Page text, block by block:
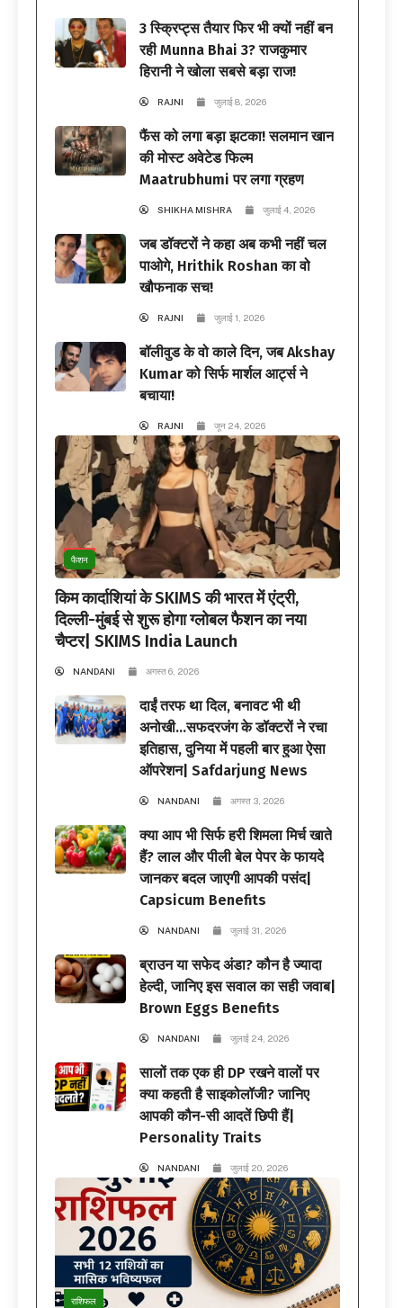
3 स्क्रिप्ट्स तैयार फिर भी क्यों नहीं बन
रही Munna Bhai 3? राजकुमार
हिरानी ने खोला सबसे बड़ा राज!
RAJNI जुलाई 8, 2026
फैंस को लगा बड़ा झटका! सलमान खान
की मोस्ट अवेटेड फिल्म
Maatrubhumi पर लगा ग्रहण
SHIKHA MISHRA जुलाई 4, 2026
जब डॉक्टरों ने कहा अब कभी नहीं चल
पाओगे, Hrithik Roshan का वो
खौफनाक सच!
RAJNI जुलाई 1, 2026
बॉलीवुड के वो काले दिन, जब Akshay
Kumar को सिर्फ मार्शल आर्ट्स ने
बचाया!
RAJNI जून 24, 2026
फैशन
किम कार्दाशियां के SKIMS की भारत में एंट्री,
दिल्ली-मुंबई से शुरू होगा ग्लोबल फैशन का नया
चैप्टर| SKIMS India Launch
NANDANI अगस्त 6, 2026
दाईं तरफ था दिल, बनावट भी थी
अनोखी…सफदरजंग के डॉक्टरों ने रचा
इतिहास, दुनिया में पहली बार हुआ ऐसा
ऑपरेशन| Safdarjung News
NANDANI अगस्त 3, 2026
क्या आप भी सिर्फ हरी शिमला मिर्च खाते
हैं? लाल और पीली बेल पेपर के फायदे
जानकर बदल जाएगी आपकी पसंद|
Capsicum Benefits
NANDANI जुलाई 31, 2026
ब्राउन या सफेद अंडा? कौन है ज्यादा
हेल्दी, जानिए इस सवाल का सही जवाब|
Brown Eggs Benefits
NANDANI जुलाई 24, 2026
सालों तक एक ही DP रखने वालों पर
क्या कहती है साइकोलॉजी? जानिए
आपकी कौन-सी आदतें छिपी हैं|
Personality Traits
NANDANI जुलाई 20, 2026
राशिफल